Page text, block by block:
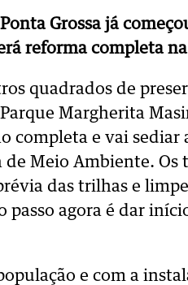
Grossa já
reforma completa
quadrados de
Margherita
completa e vai
de Meio Ambiente.
das trilhas e
passo agora é dar
e com a